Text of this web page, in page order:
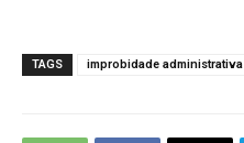
TAGS improbidade administrativa